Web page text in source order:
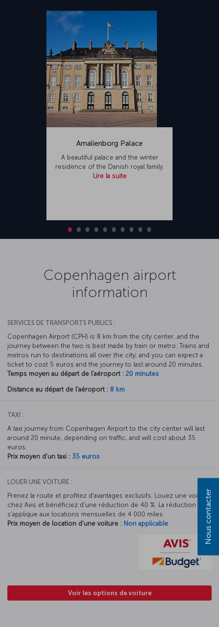
Amalienborg Palace
A beautiful palace and the winter
residence of the Danish royal family.
Lire la suite
Copenhagen airport
information
SERVICES DE TRANSPORTS PUBLICS :
Copenhagen Airport (CPH) is 8 km from the city center, and the
journey between the two is best made by train or metro. Trains and
metros run to destinations all over the city, and you can expect a
ticket to cost 5 euros and the journey to last around 20 minutes.
Temps moyen au départ de l'aéroport : 20 minutes
Distance au départ de l'aéroport : 8 km
TAXI :
A taxi journey from Copenhagen Airport to the city center will last
around 20 minute, depending on traffic, and will cost about 35
euros.
Prix moyen d'un taxi : 35 euros
LOUER UNE VOITURE :
Prenez la route et profitez d’avantages exclusifs. Louez une voiture
chez Avis et bénéficiez d’une réduction de 40 %. La réduction Avis
s’applique aux locations mensuelles de 4 000 miles.
Prix moyen de location d'une voiture : Non applicable
Voir les options de voiture
Nous contacter